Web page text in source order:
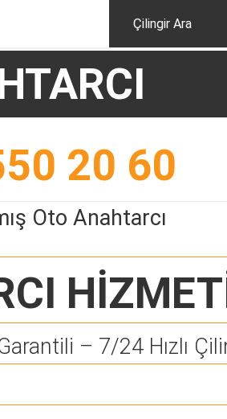
Çilingir Ara
20 60
Oto Anahtarcı
– 7/24 Hızlı